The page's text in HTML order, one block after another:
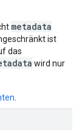
metadata
ist
das
wird nur